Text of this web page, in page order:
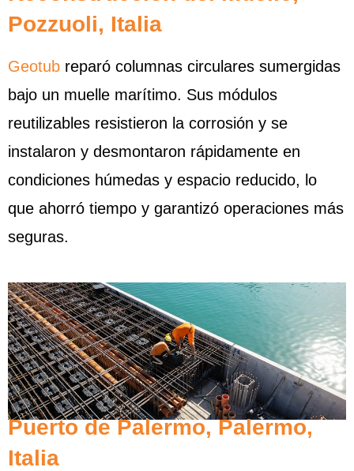
Pozzuoli, Italia
Geotub reparó columnas circulares sumergidas
bajo un muelle marítimo. Sus módulos
reutilizables resistieron la corrosión y se
instalaron y desmontaron rápidamente en
condiciones húmedas y espacio reducido, lo
que ahorró tiempo y garantizó operaciones más
seguras.
Puerto de Palermo, Palermo,
Italia